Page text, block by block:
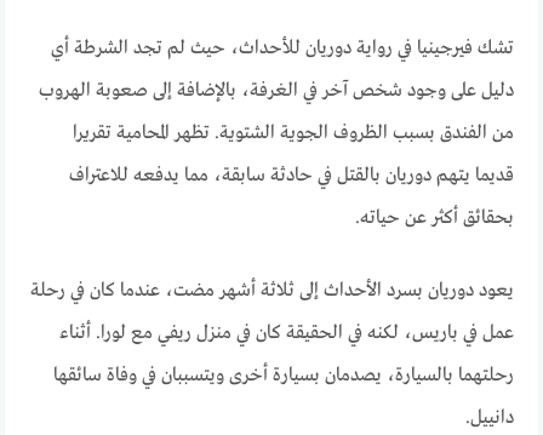
تشك فيرجينيا في رواية دوريان للأحداث، حيث لم تجد الشرطة أي
دليل على وجود شخص آخر في الغرفة، بالإضافة إلى صعوبة الهروب
من الفندق بسبب الظروف الجوية الشتوية. تظهر المحامية تقريرا
قديما يتهم دوريان بالقتل في حادثة سابقة، مما يدفعه للاعتراف
بحقائق أكثر عن حياته.
يعود دوريان بسرد الأحداث إلى ثلاثة أشهر مضت، عندما كان في رحلة
عمل في باريس، لكنه في الحقيقة كان في منزل ريفي مع لورا. أثناء
رحلتهما بالسيارة، يصدمان بسيارة أخرى ويتسببان في وفاة سائقها
دانييل.